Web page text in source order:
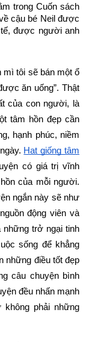
trong Cuốn sách
cậu bé Neil được
được người anh
mì tôi sẽ bán một ổ
ăn uống”. Thật
của con người, là
tâm hồn đẹp cần
hạnh phúc, niềm
Hạt giống tâm
có giá trị vĩnh
của mỗi người.
ngắn này sẽ như
động viên và
trở ngại tinh
sống để khẳng
những điều tốt đẹp
câu chuyện bình
đều nhấn mạnh
phải những